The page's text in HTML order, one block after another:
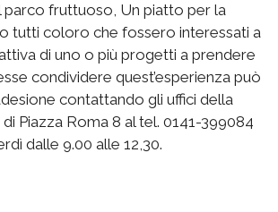
parco fruttuoso, Un piatto per la
tutti coloro che fossero interessati a
di uno o più progetti a prendere
condividere quest’esperienza può
contattando gli uffici della
Piazza Roma 8 al tel. 0141-399084
dalle 9.00 alle 12,30.